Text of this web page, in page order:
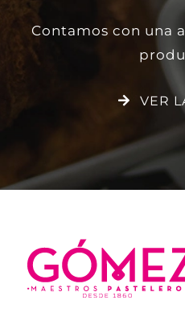
Contamos con una
VER